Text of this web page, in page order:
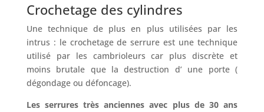
Crochetage des cylindres
Une technique de plus en plus utilisées par les
intrus : le crochetage de serrure est une technique
utilisé par les cambrioleurs car plus discrète et
moins brutale que la destruction d’ une porte (
dégondage ou défoncage).
Les serrures très anciennes avec plus de 30 ans